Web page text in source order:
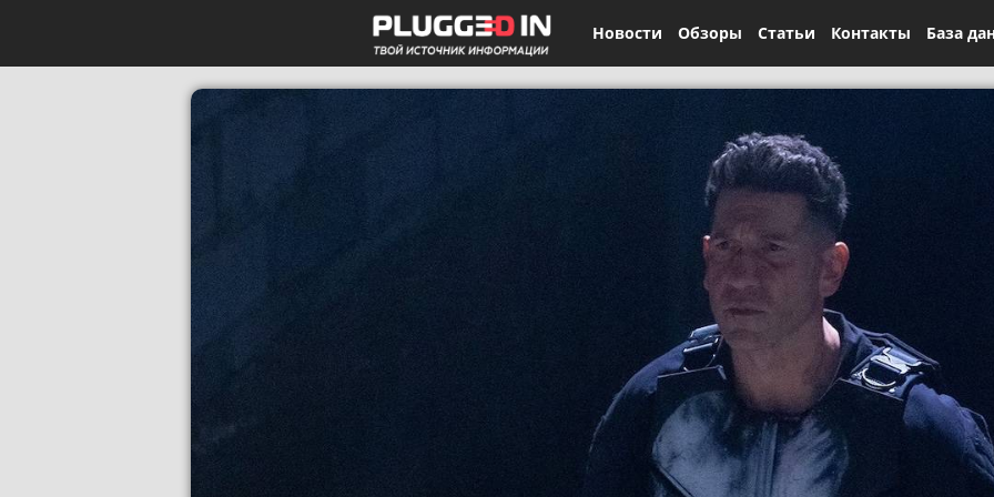
Новости Обзоры Статьи Контакты База